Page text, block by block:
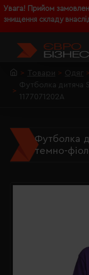
Увага! Прийом
знищення складу
Товари Одяг
Футболка дитяча
1177071202A
Футболка
темно-